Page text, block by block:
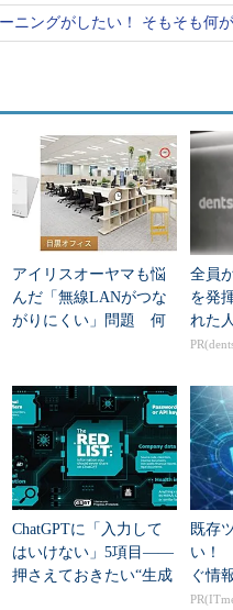
ニングがしたい！ そもそも何
アイリスオーヤマも悩
んだ「無線LANがつな
がりにくい」問題 何
全員
を発
れた
ChatGPTに「入力して
はいけない」5項目――
押さえておきたい“生成
既存
い！
ぐ情